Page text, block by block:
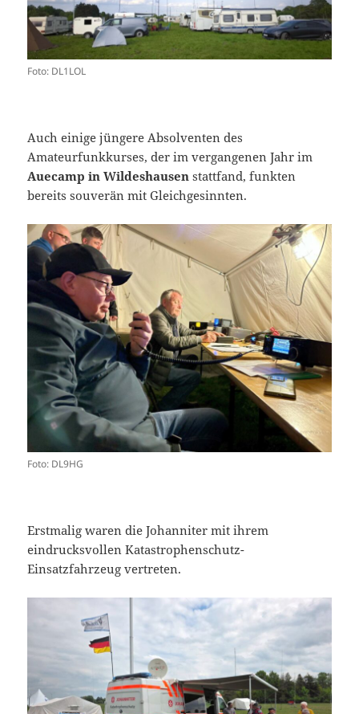
Foto: DL1LOL
Auch einige jüngere Absolventen des
Amateurfunkkurses, der im vergangenen Jahr im
Auecamp in Wildeshausen stattfand, funkten
bereits souverän mit Gleichgesinnten.
Foto: DL9HG
Erstmalig waren die Johanniter mit ihrem
eindrucksvollen Katastrophenschutz-
Einsatzfahrzeug vertreten.